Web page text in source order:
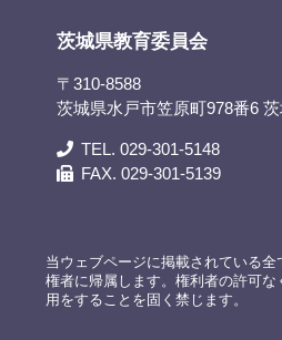
茨城県教育委員会
〒310-8588
茨城県水戸市笠原町978番6
TEL. 029-301-5148
FAX. 029-301-5139
当ウェブページに掲載されている
権者に帰属します。権利者の許可な
用をすることを固く禁じます。